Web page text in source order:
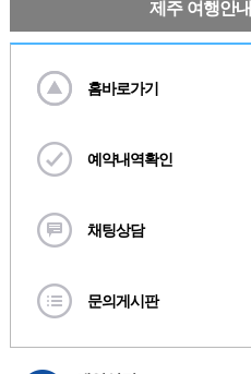
제주 여행안내
홈바로가기
예약내역확인
채팅상담
문의게시판